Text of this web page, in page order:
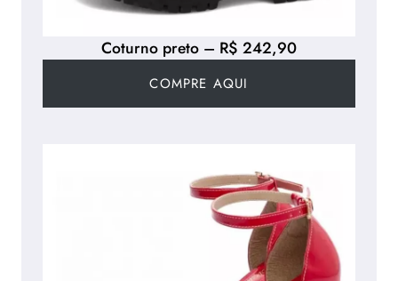
Coturno preto – R$ 242,90
COMPRE AQUI